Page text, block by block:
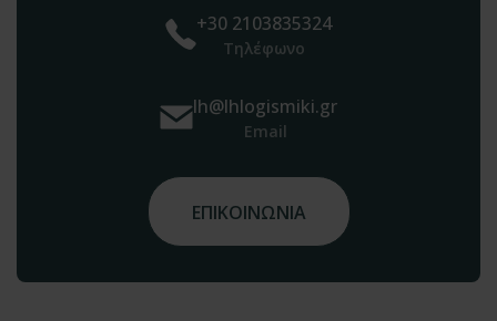
+30 2103835324
Τηλέφωνο
lh@lhlogismiki.gr
Email
ΕΠΙΚΟΙΝΩΝΙΑ